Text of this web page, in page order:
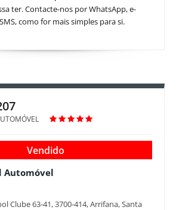
ter. Contacte-nos por WhatsApp, e-
como for mais simples para si.
Vendido
Automóvel
Clube 63-41, 3700-414, Arrifana, Santa